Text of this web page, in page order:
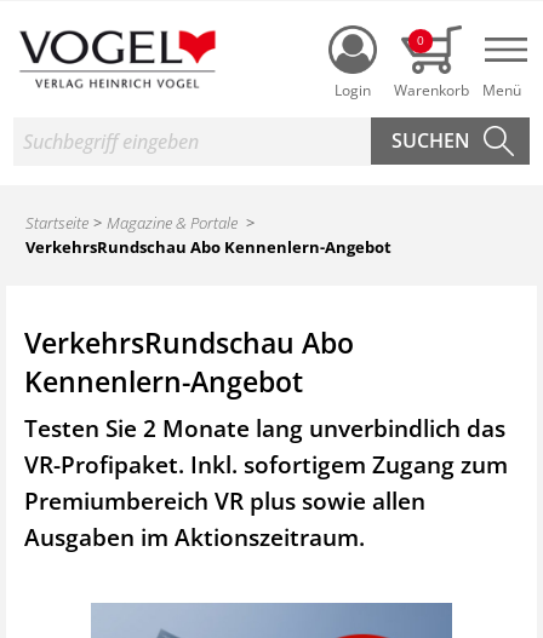
Login
0
Suche
Startseite
Magazine & Portale
VerkehrsRundschau Abo Kennenlern-Angebot
VerkehrsRundschau Abo
Kennenlern-Angebot
Testen Sie 2 Monate lang unverbindlich das
VR-Profipaket. Inkl. sofortigem Zugang zum
Premiumbereich VR plus sowie allen
Ausgaben im Aktionszeitraum.